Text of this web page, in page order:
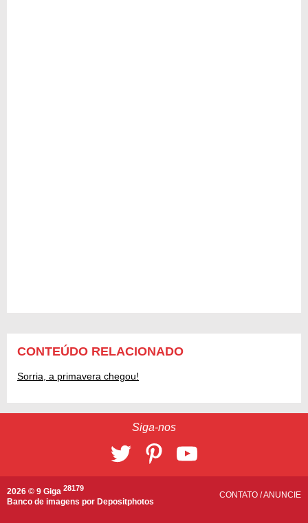
CONTEÚDO RELACIONADO
Sorria, a primavera chegou!
Siga-nos
2026 © 9 Giga 28179
Banco de imagens por Depositphotos
CONTATO /ANUNCIE